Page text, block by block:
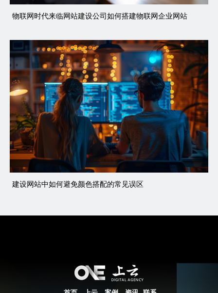
物联网时代来临网站建设公司如何搭建物联网企业网站
建设网站中如何避免颜色搭配的常见误区